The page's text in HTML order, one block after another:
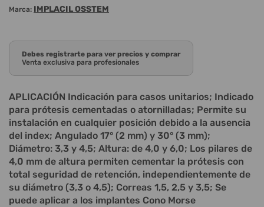
Marca: IMPLACIL OSSTEM
Debes registrarte para ver precios y comprar
Venta exclusiva para profesionales
APLICACIÓN Indicación para casos unitarios; Indicado
para prótesis cementadas o atornilladas; Permite su
instalación en cualquier posición debido a la ausencia
del index; Angulado 17° (2 mm) y 30° (3 mm);
Diámetro: 3,3 y 4,5; Altura: de 4,0 y 6,0; Los pilares de
4,0 mm de altura permiten cementar la prótesis con
total seguridad de retención, independientemente de
su diámetro (3,3 o 4,5); Correas 1,5, 2,5 y 3,5; Se
puede aplicar a los implantes Cono Morse